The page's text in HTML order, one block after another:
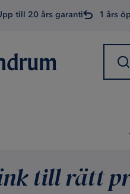
till 20 års garanti 1 års
till rätt